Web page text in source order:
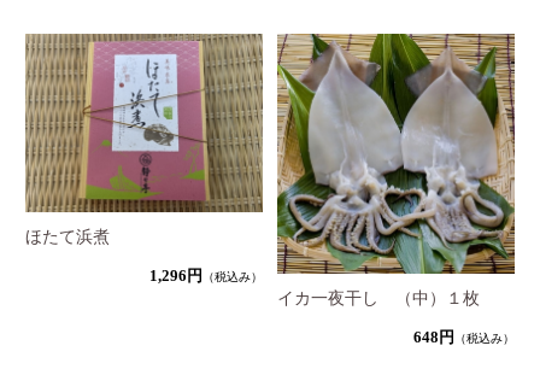
ほたて浜煮
1,296円 （税込み）
イカ一夜干し （中）１枚
648円 （税込み）